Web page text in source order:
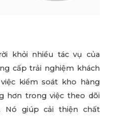
khỏi nhiều tác vụ của
cấp trải nghiệm khách
kiểm soát kho hàng
hơn trong việc theo dõi
Nó giúp cải thiện chất